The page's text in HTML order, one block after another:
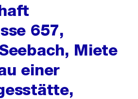
657,
Miete
einer